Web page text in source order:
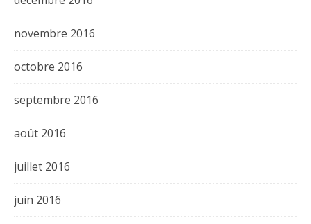
novembre 2016
octobre 2016
septembre 2016
août 2016
juillet 2016
juin 2016